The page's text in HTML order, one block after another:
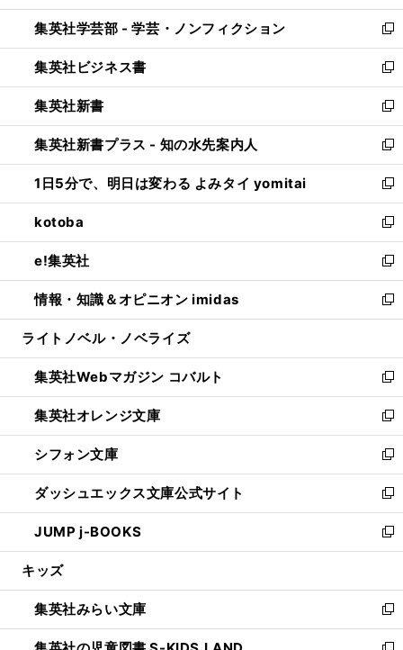
開
く
ウ
で
開
く
ン
ド
ウ
で
開
く
ウ
ィ
ン
ド
ウ
で
開
く
集英社学芸部 - 学芸・ノンフィクション
新
し
い
ウ
ィ
ン
ド
ウ
で
開
く
集英社ビジネス書
新
し
い
ウ
ィ
ン
ド
ウ
で
開
く
集英社新書
新
し
い
ウ
ィ
ン
ド
ウ
で
開
く
集英社新書プラス - 知の水先案内人
新
し
い
ウ
ィ
ン
ド
ウ
で
開
1日5分で、明日は変わる よみタイ yomitai
新
し
い
ウ
ィ
ン
ド
ウ
開
く
kotoba
新
し
い
ウ
ィ
ン
ウ
で
開
く
e!集英社
新
し
い
ウ
ン
ド
ウ
で
開
く
情報・知識＆オピニオン imidas
新
し
ウ
ィ
ン
ド
ウ
で
開
く
ライトノベル・ノベライズ
集英社Webマガジン コバルト
新
し
い
ウ
ィ
ン
ド
ウ
で
開
集英社オレンジ文庫
新
し
い
ウ
ィ
ン
ド
ウ
開
く
シフォン文庫
新
し
い
ウ
ィ
ン
ウ
で
開
ダッシュエックス文庫公式サイト
新
し
い
ウ
ン
ド
ウ
JUMP j-BOOKS
新
し
ウ
ィ
ン
キッズ
集英社みらい文庫
新
し